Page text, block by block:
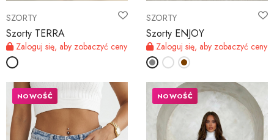
SZORTY
Szorty TERRA
Zaloguj się, aby zobaczyć ceny
SZORTY
Szorty ENJOY
Zaloguj się, aby zobaczyć ceny
NOWOŚĆ NOWOŚĆ